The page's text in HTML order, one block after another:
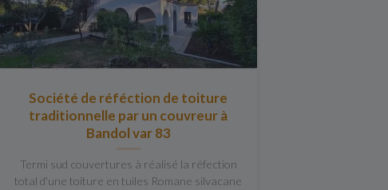
Société de réféction de toiture
traditionnelle par un couvreur à
Bandol var 83
Termi sud couvertures à réalisé la réfection
total d'une toiture en tuiles Romane silvacane